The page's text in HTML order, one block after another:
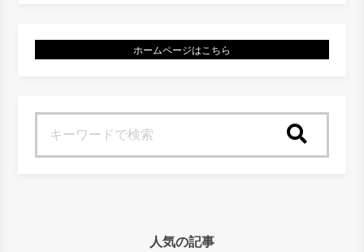
ホームページはこちら
人気の記事